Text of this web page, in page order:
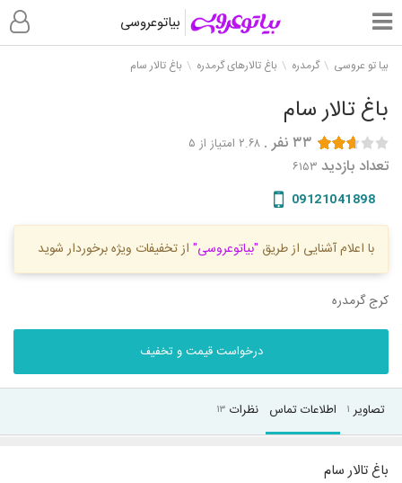
بیاتوعروسی
باغ تالار سام
۳۳نفر. ۲.۶۸ امتیاز از ۵
تعداد بازدید ۶۱۵۳
09121041898
با اعلام آشنایی از طریق "بیاتوعروسی" از تخفیفات ویژه برخوردار شوید
کرج گرمدره
درخواست قیمت و تخفیف
بیا تو عروسی گرمدره باغ تالارهای گرمدره باغ تالار سام
تصاویر ۱ اطلاعات تماس نظرات ۱۳
باغ تالار سام